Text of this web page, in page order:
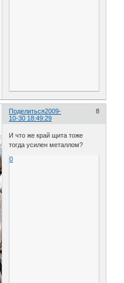
Поделиться 8
2009-
10-30 18:49:29
И что же край щита тоже
тогда усилен металлом?
0